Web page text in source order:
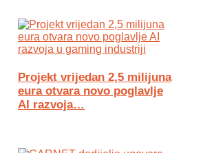
Projekt vrijedan 2,5 milijuna
eura otvara novo poglavlje
AI razvoja…